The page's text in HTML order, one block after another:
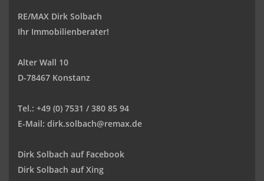
RE/MAX Dirk Solbach
Ihr Immobilienberater!
Alter Wall 10
D-78467 Konstanz
Tel.: +49 (0) 7531 / 380 85 94
E-Mail: dirk.solbach@remax.de
Dirk Solbach auf Facebook
Dirk Solbach auf Xing